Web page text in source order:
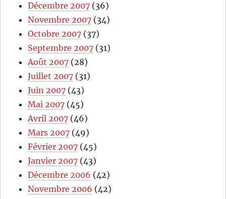
Décembre 2007 (36)
Novembre 2007 (34)
Octobre 2007 (37)
Septembre 2007 (31)
Août 2007 (28)
Juillet 2007 (31)
Juin 2007 (43)
Mai 2007 (45)
Avril 2007 (46)
Mars 2007 (49)
Février 2007 (45)
Janvier 2007 (43)
Décembre 2006 (42)
Novembre 2006 (42)